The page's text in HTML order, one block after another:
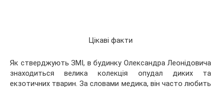
Цікаві факти
Як стверджують ЗМІ, в будинку Олександра Леонідовича
знаходиться велика колекція опудал диких та
екзотичних тварин. За словами медика, він часто любить